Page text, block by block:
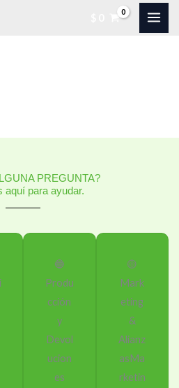
PREGUNTA?
aquí para ayudar.
🔵
Produ
cción
y
Devol
ucion
es
🟡
Mark
eting
&
Alianz
asMa
rketin